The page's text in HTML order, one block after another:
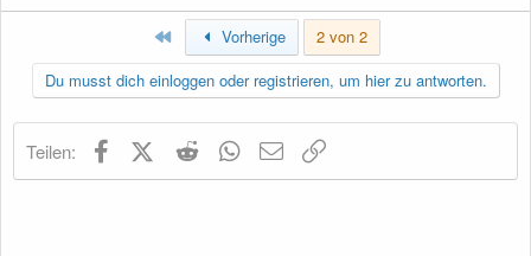
Erste Vorherige
2 von 2
Du musst dich einloggen oder registrieren, um hier zu antworten.
Teilen: FacebookX (Twitter)
Reddit WhatsApp
E-Mail